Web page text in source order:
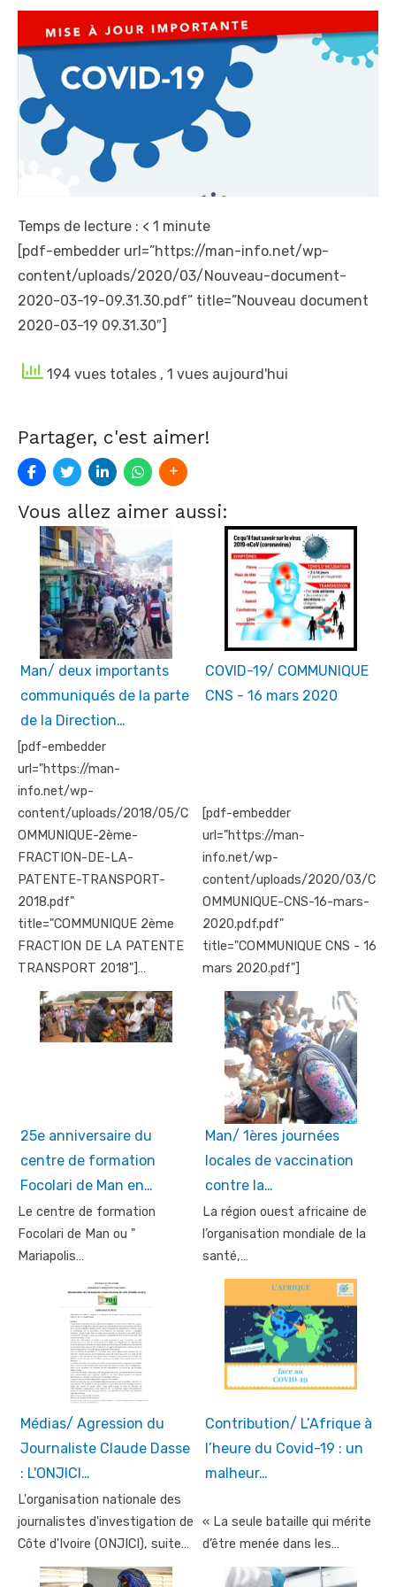
Temps de lecture : < 1 minute
[pdf-embedder url=”https://man-info.net/wp-
content/uploads/2020/03/Nouveau-document-
2020-03-19-09.31.30.pdf” title=”Nouveau document
2020-03-19 09.31.30″]
194 vues totales , 1 vues aujourd'hui
Partager, c'est aimer!
Vous allez aimer aussi:
Man/ deux importants
communiqués de la parte
de la Direction…
[pdf-embedder
url="https://man-
info.net/wp-
content/uploads/2018/05/C
OMMUNIQUE-2ème-
FRACTION-DE-LA-
PATENTE-TRANSPORT-
2018.pdf"
title="COMMUNIQUE 2ème
FRACTION DE LA PATENTE
TRANSPORT 2018"]…
COVID-19/ COMMUNIQUE
CNS - 16 mars 2020
[pdf-embedder
url="https://man-
info.net/wp-
content/uploads/2020/03/C
OMMUNIQUE-CNS-16-mars-
2020.pdf.pdf"
title="COMMUNIQUE CNS - 16
mars 2020.pdf"]
25e anniversaire du
centre de formation
Focolari de Man en…
Le centre de formation
Focolari de Man ou "
Mariapolis…
Man/ 1ères journées
locales de vaccination
contre la…
La région ouest africaine de
l’organisation mondiale de la
santé,…
Médias/ Agression du
Journaliste Claude Dasse
: L'ONJICI…
L'organisation nationale des
journalistes d'investigation de
Côte d'Ivoire (ONJICI), suite…
Contribution/ L’Afrique à
l’heure du Covid-19 : un
malheur…
« La seule bataille qui mérite
d’être menée dans les…